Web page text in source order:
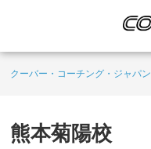
クーバー・コーチング・ジャパン
熊本菊陽校